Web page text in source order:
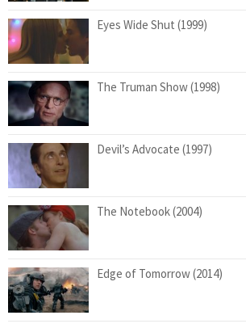
Eyes Wide Shut (1999)
The Truman Show (1998)
Devil’s Advocate (1997)
The Notebook (2004)
Edge of Tomorrow (2014)